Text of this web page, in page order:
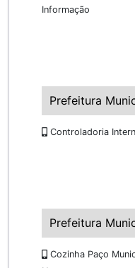
Informação
Prefeitura
Controladoria
Prefeitura
Cozinha Paço